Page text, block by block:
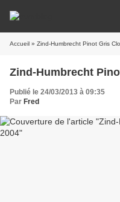
Accueil » Zind-Humbrecht Pinot Gris
Zind-Humbrecht
Publié le 24/03/2013 à 09:35
Par Fred